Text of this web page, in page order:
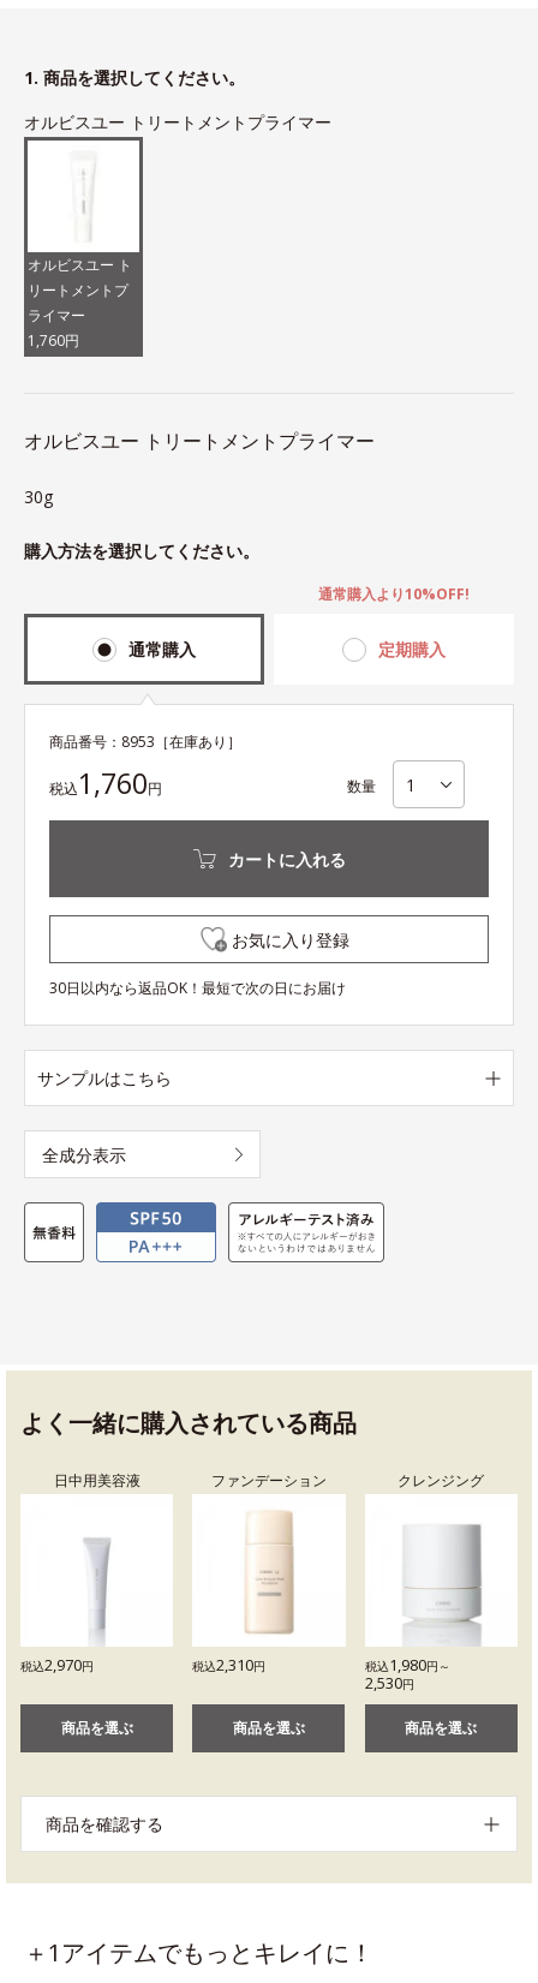
1. 商品を選択してください。
オルビスユー トリートメントプライマー
オルビスユー ト
リートメントプ
ライマー
1,760円
オルビスユー トリートメントプライマー
30g
購入方法を選択してください。
通常購入 定期購入
通常購入より10%OFF!
商品番号： 8953 ［在庫あり］
税込1,760円 数量
カートに入れる
お気に入り登録
30日以内なら返品OK！最短で次の日にお届け
サンプルはこちら
全成分表示
よく一緒に購入されている商品
日中用美容液
税込2,970円
商品を選ぶ
ファンデーション
税込2,310円
商品を選ぶ
クレンジング
税込1,980円～
2,530円
商品を選ぶ
商品を確認する
＋1アイテムでもっとキレイに！